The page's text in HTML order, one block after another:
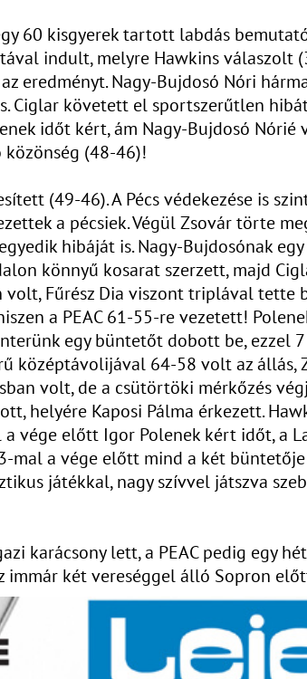
60 kisgyerek tartott labdás
indult, melyre Hawkins válaszolt
eredményt. Nagy-Bujdosó Nóri
követett el sportszerűtlen
időt kért, ám Nagy-Bujdosó Nórié
(48-46)!
(49-46). A Pécs védekezése is
a pécsiek. Végül Zsovár törte
hibáját is. Nagy-Bujdosónak
könnyű kosarat szerzett, majd
Fűrész Dia viszont triplával tette
a PEAC 61-55-re vezetett!
egy büntetőt dobott be, ezzel
középtávolijával 64-58 volt az
volt, de a csütörtöki mérkőzés
helyére Kaposi Pálma érkezett.
vége előtt Igor Polenek kért időt, a
mal a vége előtt mind a két
játékkal, nagy szívvel játszva
karácsony lett, a PEAC pedig egy
immár két vereséggel álló Sopron